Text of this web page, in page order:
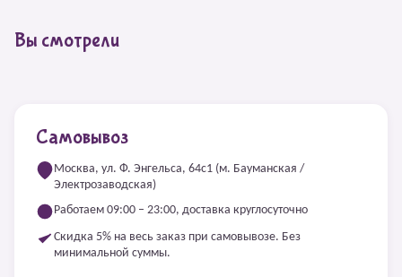
Вы смотрели
Самовывоз
Москва, ул. Ф. Энгельса, 64с1 (м. Бауманская /
Электрозаводская)
Работаем 09:00 – 23:00, доставка круглосуточно
Скидка 5% на весь заказ при самовывозе. Без
минимальной суммы.